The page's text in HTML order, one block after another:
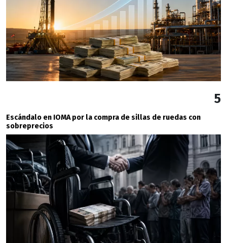
5
Escándalo en IOMA por la compra de sillas de ruedas con
sobreprecios